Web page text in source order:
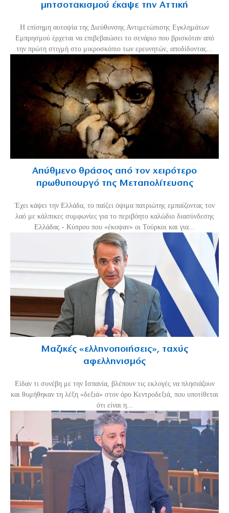
μητσοτακισμού έκαψε την Αττική
Η επίσημη αυτοψία της Διεύθυνσης Αντιμετώπισης Εγκλημάτων
Εμπρησμού έρχεται να επιβεβαιώσει το σενάριο που βρισκόταν από
την πρώτη στιγμή στο μικροσκόπιο των ερευνητών, αποδίδοντας...
Απύθμενο θράσος από τον χειρότερο
πρωθυπουργό της Μεταπολίτευσης
Έχει κάψει την Ελλάδα, το παίζει όψιμα πατριώτης εμπαίζοντας τον
λαό με κάλπικες συμφωνίες για το περιβόητο καλώδιο διασύνδεσης
Ελλάδας - Κύπρου που «έκοψαν» οι Τούρκοι και για...
Μαζικές «ελληνοποιήσεις», ταχύς
αφελληνισμός
Είδαν τι συνέβη με την Ισπανία, βλέπουν τις εκλογές να πλησιάζουν
και θυμήθηκαν τη λέξη «δεξιά» στον όρο Κεντροδεξιά, που υποτίθεται
ότι είναι η...